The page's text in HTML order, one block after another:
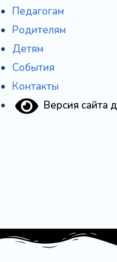
Педагогам
Родителям
Детям
События
Контакты
Версия сайта